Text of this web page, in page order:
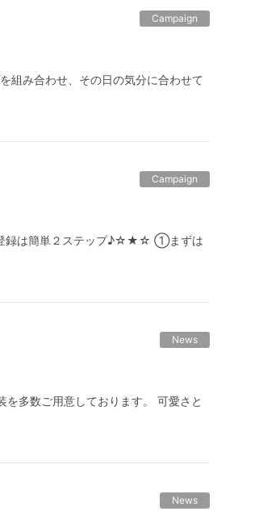
Campaign
組み合わせ、その日の気分に合わせて
Campaign
登録は簡単２ステップ♪☆★☆ ①まずは
News
多数ご用意しております。 可愛さと
News